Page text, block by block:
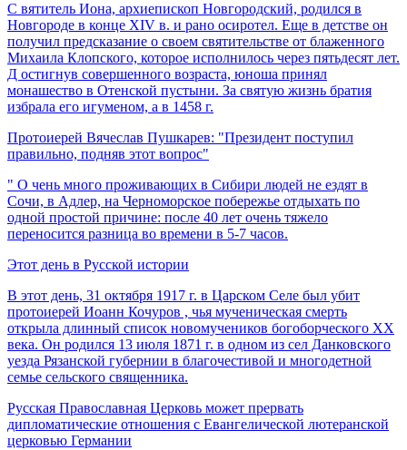
С вятитель Иона, архиепископ Новгородский, родился в
Новгороде в конце XIV в. и рано осиротел. Еще в детстве он
получил предсказание о своем святительстве от блаженного
Михаила Клопского, которое исполнилось через пятьдесят лет.
Д остигнув совершенного возраста, юноша принял
монашество в Отенской пустыни. За святую жизнь братия
избрала его игуменом, а в 1458 г.
Протоиерей Вячеслав Пушкарев: "Президент поступил
правильно, подняв этот вопрос"
" О чень много проживающих в Сибири людей не ездят в
Сочи, в Адлер, на Черноморское побережье отдыхать по
одной простой причине: после 40 лет очень тяжело
переносится разница во времени в 5-7 часов.
Этот день в Русской истории
В этот день, 31 октября 1917 г. в Царском Селе был убит
протоиерей Иоанн Кочуров , чья мученическая смерть
открыла длинный список новомучеников богоборческого XX
века. Он родился 13 июля 1871 г. в одном из сел Данковского
уезда Рязанской губернии в благочестивой и многодетной
семье сельского священника.
Русская Православная Церковь может прервать
дипломатические отношения с Евангелической лютеранской
церковью Германии